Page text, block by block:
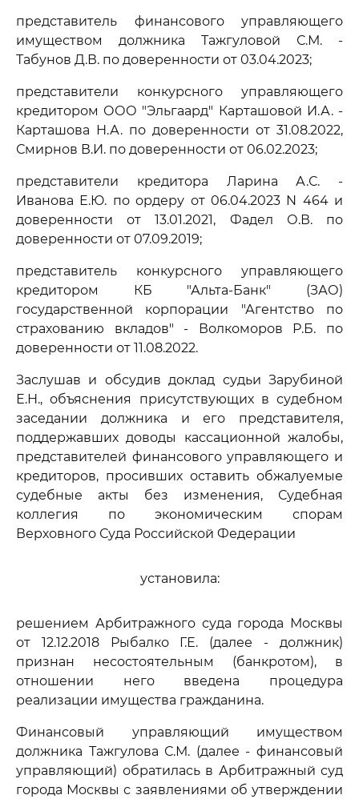
представитель финансового управляющего
имуществом должника Тажгуловой С.М. -
Табунов Д.В. по доверенности от 03.04.2023;
представители конкурсного управляющего
кредитором ООО "Эльгаард" Карташовой И.А. -
Карташова Н.А. по доверенности от 31.08.2022,
Смирнов В.И. по доверенности от 06.02.2023;
представители кредитора Ларина А.С. -
Иванова Е.Ю. по ордеру от 06.04.2023 N 464 и
доверенности от 13.01.2021, Фадел О.В. по
доверенности от 07.09.2019;
представитель конкурсного управляющего
кредитором КБ "Альта-Банк" (ЗАО)
государственной корпорации "Агентство по
страхованию вкладов" - Волкоморов Р.Б. по
доверенности от 11.08.2022.
Заслушав и обсудив доклад судьи Зарубиной
Е.Н., объяснения присутствующих в судебном
заседании должника и его представителя,
поддержавших доводы кассационной жалобы,
представителей финансового управляющего и
кредиторов, просивших оставить обжалуемые
судебные акты без изменения, Судебная
коллегия по экономическим спорам
Верховного Суда Российской Федерации
установила:
решением Арбитражного суда города Москвы
от 12.12.2018 Рыбалко Г.Е. (далее - должник)
признан несостоятельным (банкротом), в
отношении него введена процедура
реализации имущества гражданина.
Финансовый управляющий имуществом
должника Тажгулова С.М. (далее - финансовый
управляющий) обратилась в Арбитражный суд
города Москвы с заявлениями об утверждении